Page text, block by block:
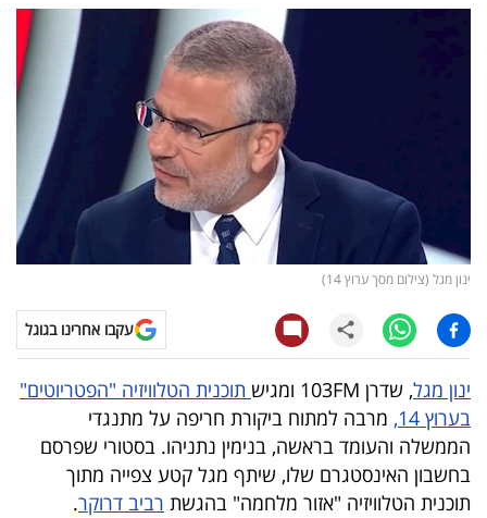
קריפטו
ויראלי
טלוויזיה
עסקי
ספורט
קריירה
ולימודים
ינון מגל (צילום מסך ערוץ 14)
עקבו אחרינו בגוגל
ינון מגל, שדרן 103FM ומגיש
תוכנית הטלוויזיה "הפטריוטים"
בערוץ 14,
מרבה למתוח ביקורת חריפה על מתנגדי
הממשלה והעומד בראשה, בנימין נתניהו. בסטורי שפרסם
בחשבון האינסטגרם שלו, שיתף מגל קטע צפייה מתוך
תוכנית הטלוויזיה "אזור מלחמה" בהגשת רביב דרוקר.